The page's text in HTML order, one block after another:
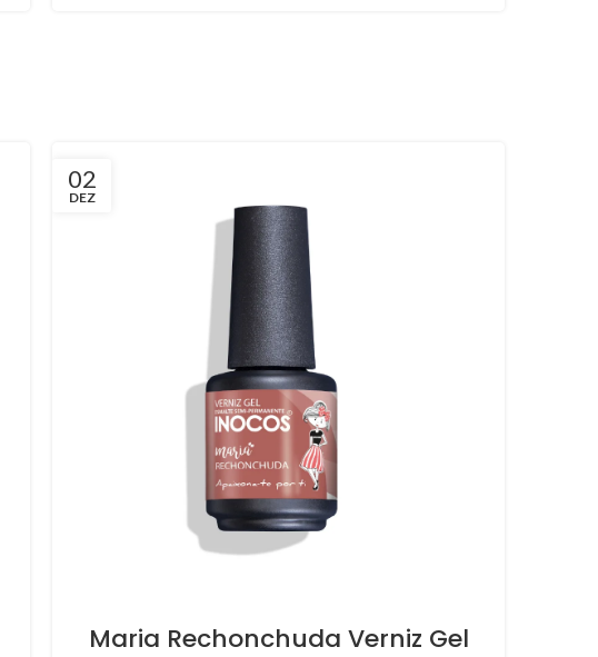
02
DEZ
Maria Rechonchuda Verniz Gel